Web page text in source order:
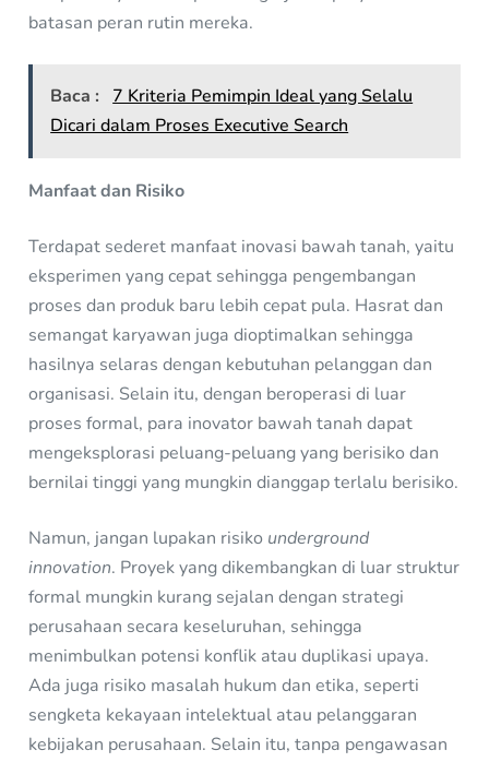
batasan peran rutin mereka.
Baca :
7 Kriteria Pemimpin Ideal yang Selalu
Dicari dalam Proses Executive Search
Manfaat dan Risiko
Terdapat sederet manfaat inovasi bawah tanah, yaitu
eksperimen yang cepat sehingga pengembangan
proses dan produk baru lebih cepat pula. Hasrat dan
semangat karyawan juga dioptimalkan sehingga
hasilnya selaras dengan kebutuhan pelanggan dan
organisasi. Selain itu, dengan beroperasi di luar
proses formal, para inovator bawah tanah dapat
mengeksplorasi peluang-peluang yang berisiko dan
bernilai tinggi yang mungkin dianggap terlalu berisiko.
Namun, jangan lupakan risiko underground
innovation. Proyek yang dikembangkan di luar struktur
formal mungkin kurang sejalan dengan strategi
perusahaan secara keseluruhan, sehingga
menimbulkan potensi konflik atau duplikasi upaya.
Ada juga risiko masalah hukum dan etika, seperti
sengketa kekayaan intelektual atau pelanggaran
kebijakan perusahaan. Selain itu, tanpa pengawasan